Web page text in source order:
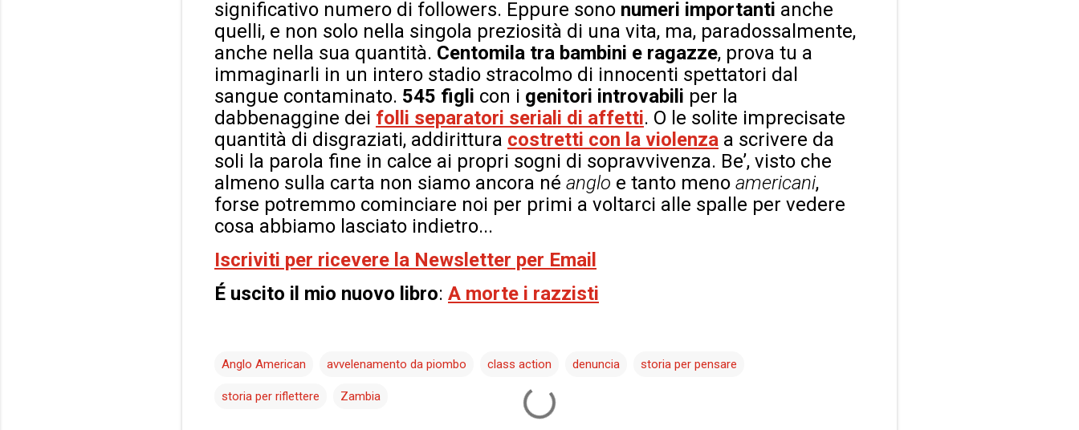
significativo numero di followers. Eppure sono numeri importanti anche
quelli, e non solo nella singola preziosità di una vita, ma, paradossalmente,
anche nella sua quantità. Centomila tra bambini e ragazze, prova tu a
immaginarli in un intero stadio stracolmo di innocenti spettatori dal
sangue contaminato. 545 figli con i genitori introvabili per la
dabbenaggine dei folli separatori seriali di affetti. O le solite imprecisate
quantità di disgraziati, addirittura costretti con la violenza a scrivere da
soli la parola fine in calce ai propri sogni di sopravvivenza. Be’, visto che
almeno sulla carta non siamo ancora né anglo e tanto meno americani,
forse potremmo cominciare noi per primi a voltarci alle spalle per vedere
cosa abbiamo lasciato indietro...
Iscriviti per ricevere la Newsletter per Email
É uscito il mio nuovo libro: A morte i razzisti
Anglo American avvelenamento da piombo class action denuncia storia per pensare
storia per riflettere Zambia